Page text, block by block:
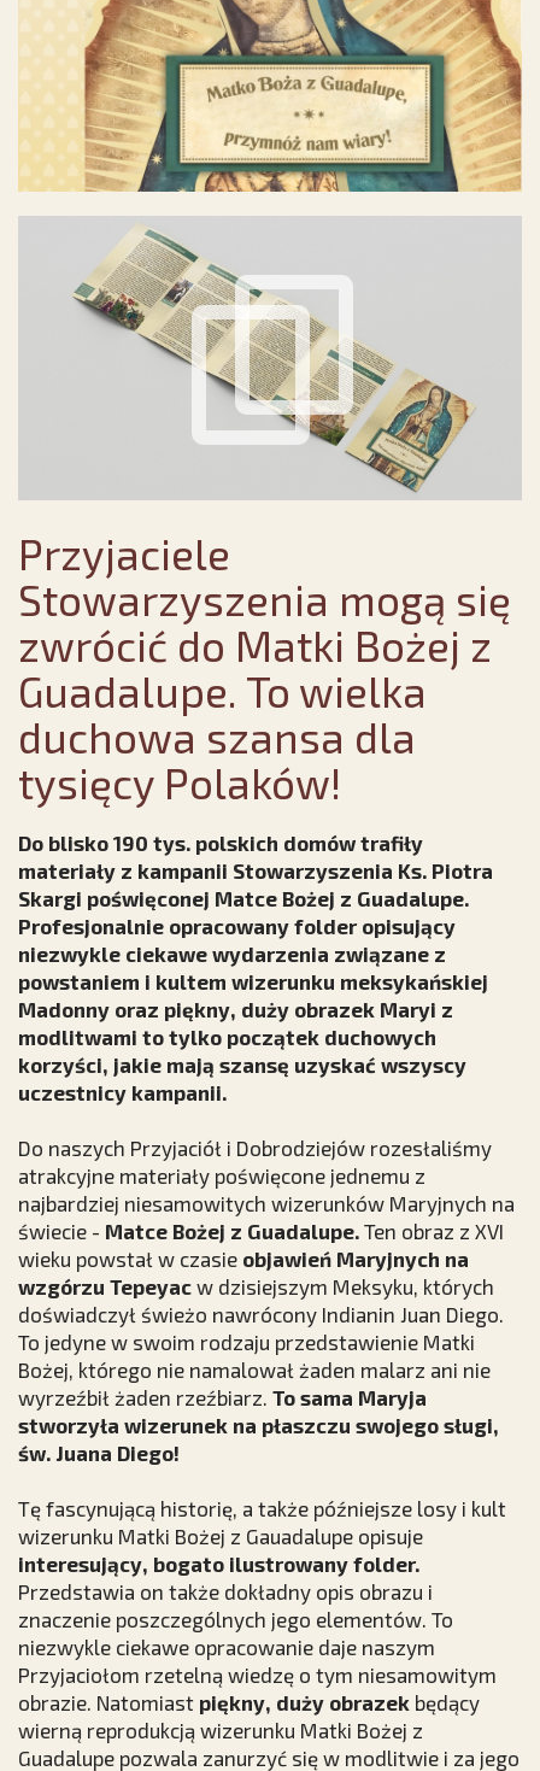
Przyjaciele
Stowarzyszenia mogą się
zwrócić do Matki Bożej z
Guadalupe. To wielka
duchowa szansa dla
tysięcy Polaków!
Do blisko 190 tys. polskich domów trafiły
materiały z kampanii Stowarzyszenia Ks. Piotra
Skargi poświęconej Matce Bożej z Guadalupe.
Profesjonalnie opracowany folder opisujący
niezwykle ciekawe wydarzenia związane z
powstaniem i kultem wizerunku meksykańskiej
Madonny oraz piękny, duży obrazek Maryi z
modlitwami to tylko początek duchowych
korzyści, jakie mają szansę uzyskać wszyscy
uczestnicy kampanii.
Do naszych Przyjaciół i Dobrodziejów rozesłaliśmy
atrakcyjne materiały poświęcone jednemu z
najbardziej niesamowitych wizerunków Maryjnych na
świecie - Matce Bożej z Guadalupe. Ten obraz z XVI
wieku powstał w czasie objawień Maryjnych na
wzgórzu Tepeyac w dzisiejszym Meksyku, których
doświadczył świeżo nawrócony Indianin Juan Diego.
To jedyne w swoim rodzaju przedstawienie Matki
Bożej, którego nie namalował żaden malarz ani nie
wyrzeźbił żaden rzeźbiarz. To sama Maryja
stworzyła wizerunek na płaszczu swojego sługi,
św. Juana Diego!
Tę fascynującą historię, a także późniejsze losy i kult
wizerunku Matki Bożej z Gauadalupe opisuje
interesujący, bogato ilustrowany folder.
Przedstawia on także dokładny opis obrazu i
znaczenie poszczególnych jego elementów. To
niezwykle ciekawe opracowanie daje naszym
Przyjaciołom rzetelną wiedzę o tym niesamowitym
obrazie. Natomiast piękny, duży obrazek będący
wierną reprodukcją wizerunku Matki Bożej z
Guadalupe pozwala zanurzyć się w modlitwie i za jego